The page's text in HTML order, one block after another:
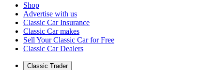
Shop
Advertise with us
Classic Car Insurance
Classic Car makes
Sell Your Classic Car for Free
Classic Car Dealers
Classic Trader